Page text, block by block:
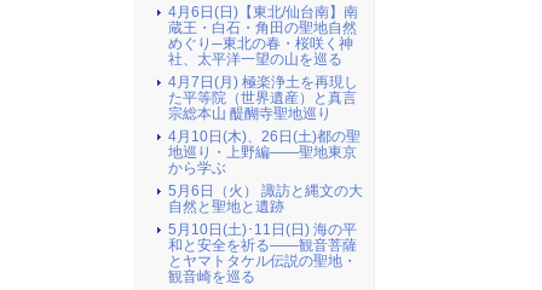
4月6日(日)【東北/仙台南】南
蔵王・白石・角田の聖地自然
めぐり─東北の春・桜咲く神
社、太平洋一望の山を巡る
4月7日(月) 極楽浄土を再現し
た平等院（世界遺産）と真言
宗総本山 醍醐寺聖地巡り
4月10日(木)、26日(土)都の聖
地巡り・上野編――聖地東京
から学ぶ
5月6日（火） 諏訪と縄文の大
自然と聖地と遺跡
5月10日(土)･11日(日) 海の平
和と安全を祈る――観音菩薩
とヤマトタケル伝説の聖地・
観音崎を巡る